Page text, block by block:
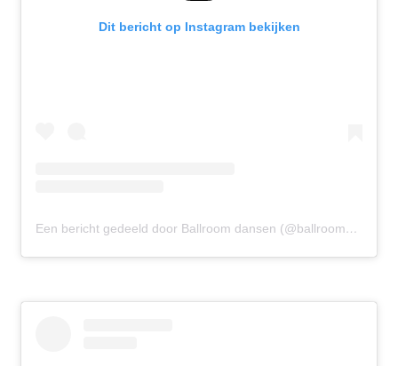
Dit bericht op Instagram bekijken
Een bericht gedeeld door Ballroom dansen (@ballroomdansen)